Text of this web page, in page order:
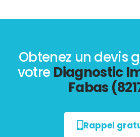
Obtenez un devis
votre Diagnostic
Fabas
Rappel